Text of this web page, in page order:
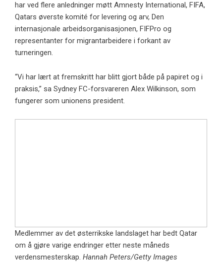
har ved flere anledninger møtt Amnesty International, FIFA,
Qatars øverste komité for levering og arv, Den
internasjonale arbeidsorganisasjonen, FIFPro og
representanter for migrantarbeidere i forkant av
turneringen.
“Vi har lært at fremskritt har blitt gjort både på papiret og i
praksis,” sa Sydney FC-forsvareren Alex Wilkinson, som
fungerer som unionens president.
Medlemmer av det østerrikske landslaget har bedt Qatar
om å gjøre varige endringer etter neste måneds
verdensmesterskap. Hannah Peters/Getty Images